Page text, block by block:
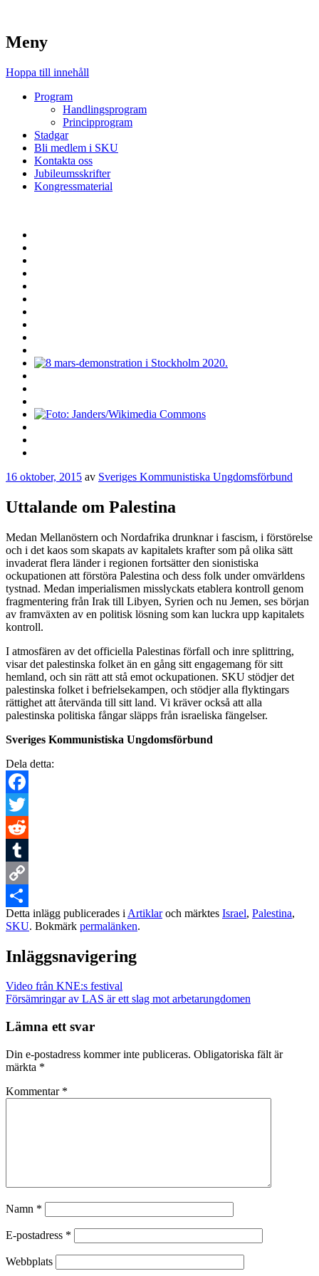
Meny
Hoppa till innehåll
Program
Handlingsprogram
Principprogram
Stadgar
Bli medlem i SKU
Kontakta oss
Jubileumsskrifter
Kongressmaterial
16 oktober, 2015 av Sveriges Kommunistiska Ungdomsförbund
Uttalande om Palestina
Medan Mellanöstern och Nordafrika drunknar i fascism, i förstörelse
och i det kaos som skapats av kapitalets krafter som på olika sätt
invaderat flera länder i regionen fortsätter den sionistiska
ockupationen att förstöra Palestina och dess folk under omvärldens
tystnad. Medan imperialismen misslyckats etablera kontroll genom
fragmentering från Irak till Libyen, Syrien och nu Jemen, ses början
av framväxten av en politisk lösning som kan luckra upp kapitalets
kontroll.
I atmosfären av det officiella Palestinas förfall och inre splittring,
visar det palestinska folket än en gång sitt engagemang för sitt
hemland, och sin rätt att stå emot ockupationen. SKU stödjer det
palestinska folket i befrielsekampen, och stödjer alla flyktingars
rättighet att återvända till sitt land. Vi kräver också att alla
palestinska politiska fångar släpps från israeliska fängelser.
Sveriges Kommunistiska Ungdomsförbund
Dela detta:
Facebook
Twitter
Reddit
Tumblr
Copy
Link
Dela
Detta inlägg publicerades i Artiklaroch märktes Israel, Palestina,
SKU. Bokmärk permalänken.
Inläggsnavigering
Video från KNE:s festival
Försämringar av LAS är ett slag mot arbetarungdomen
Lämna ett svar
Din e-postadress kommer inte publiceras. Obligatoriska fält är
märkta *
Kommentar *
Namn *
E-postadress *
Webbplats